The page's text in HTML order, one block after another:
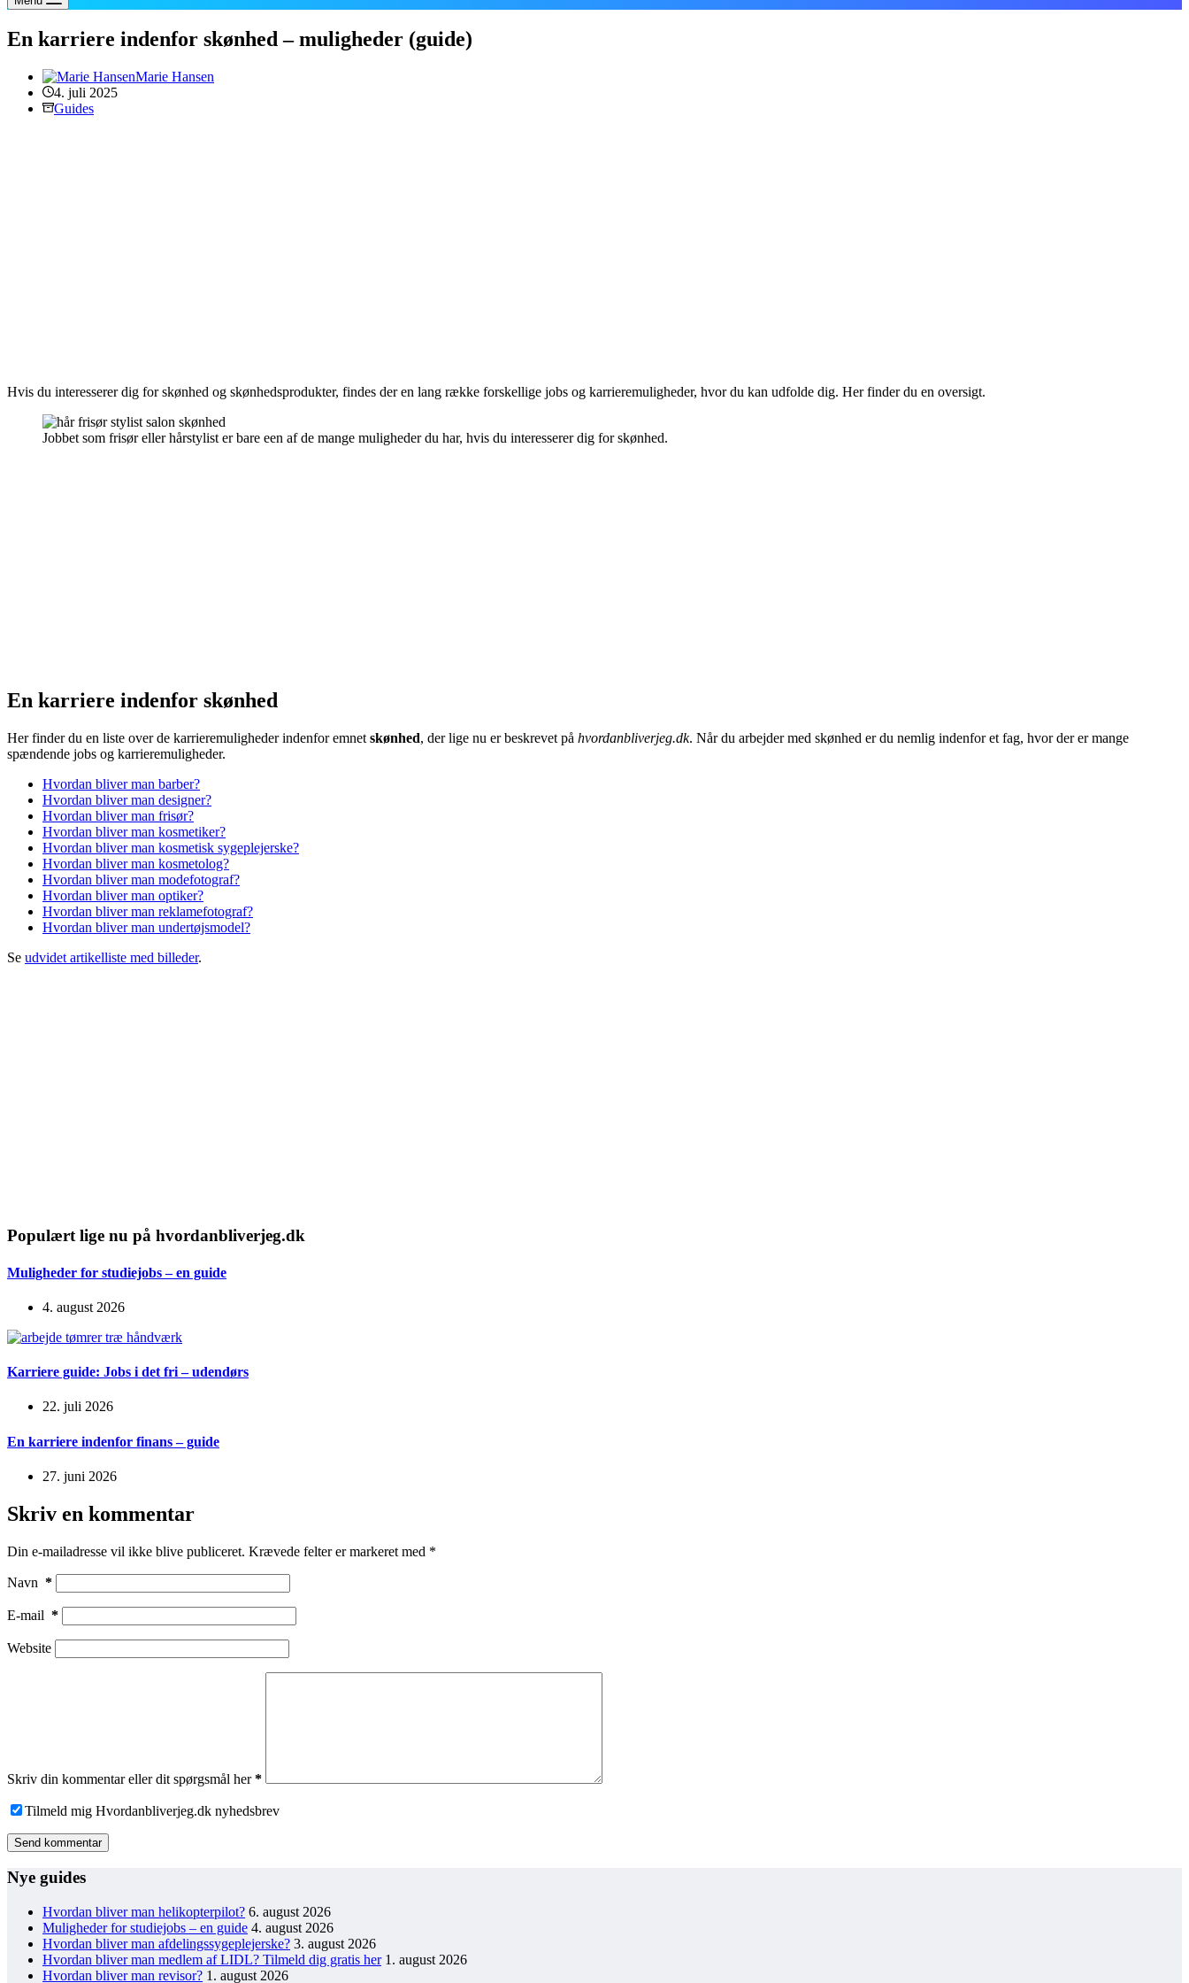
En karriere indenfor skønhed – muligheder (guide)
Marie Hansen
4. juli 2025
Guides
Hvis du interesserer dig for skønhed og skønhedsprodukter, findes der en lang række forskellige jobs og karrieremuligheder, hvor du kan udfolde dig. Her finder du en oversigt.
Jobbet som frisør eller hårstylist er bare een af de mange muligheder du har, hvis du interesserer dig for skønhed.
En karriere indenfor skønhed
Her finder du en liste over de karrieremuligheder indenfor emnet skønhed, der lige nu er beskrevet på hvordanbliverjeg.dk. Når du arbejder med skønhed er du nemlig indenfor et fag, hvor der er mange
spændende jobs og karrieremuligheder.
Hvordan bliver man barber?
Hvordan bliver man designer?
Hvordan bliver man frisør?
Hvordan bliver man kosmetiker?
Hvordan bliver man kosmetisk sygeplejerske?
Hvordan bliver man kosmetolog?
Hvordan bliver man modefotograf?
Hvordan bliver man optiker?
Hvordan bliver man reklamefotograf?
Hvordan bliver man undertøjsmodel?
Se udvidet artikelliste med billeder.
Populært lige nu på hvordanbliverjeg.dk
Muligheder for studiejobs – en guide
4. august 2026
Karriere guide: Jobs i det fri – udendørs
22. juli 2026
En karriere indenfor finans – guide
27. juni 2026
Skriv en kommentar
Din e-mailadresse vil ikke blive publiceret. Krævede felter er markeret med *
Navn *
E-mail *
Website
Skriv din kommentar eller dit spørgsmål her*
Tilmeld mig Hvordanbliverjeg.dk nyhedsbrev
Send kommentar
Nye guides
Hvordan bliver man helikopterpilot? 6. august 2026
Muligheder for studiejobs – en guide 4. august 2026
Hvordan bliver man afdelingssygeplejerske? 3. august 2026
Hvordan bliver man medlem af LIDL? Tilmeld dig gratis her 1. august 2026
Hvordan bliver man revisor? 1. august 2026